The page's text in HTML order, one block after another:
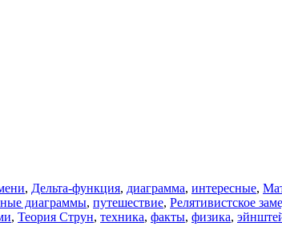
, Дельта-функция, диаграмма, интересные,
диаграммы, путешествие, Релятивистское
, Теория Струн, техника, факты, физика,